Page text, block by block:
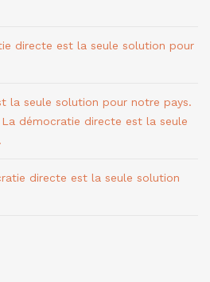
directe est la seule solution pour
la seule solution pour notre pays.
La démocratie directe est la seule
directe est la seule solution